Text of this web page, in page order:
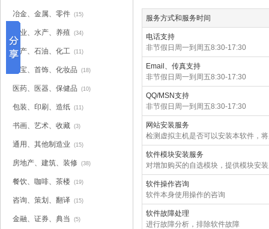
冶金、金属、零件 (15)
农业、水产、养殖 (34)
矿产、石油、化工 (11)
珠宝、首饰、化妆品 (18)
医药、医器、保健品 (10)
包装、印刷、造纸 (11)
书画、艺术、收藏 (3)
通用、其他制造业 (15)
房地产、建筑、装修 (38)
餐饮、咖啡、茶楼 (19)
咨询、策划、翻译 (15)
金融、证券、典当 (5)
服务方式和服务时间
电话支持
非节假日周一到周五8:30-17:30
Email、传真支持
非节假日周一到周五8:30-17:30
QQ/MSN支持
非节假日周一到周五8:30-17:30
网站安装服务
检测虚拟主机是否可以安装本软件，
软件模块安装服务
对增加购买的自选模块，提供模块安
软件操作咨询
软件本身使用操作的咨询
软件故障处理
进行故障分析，排除软件故障